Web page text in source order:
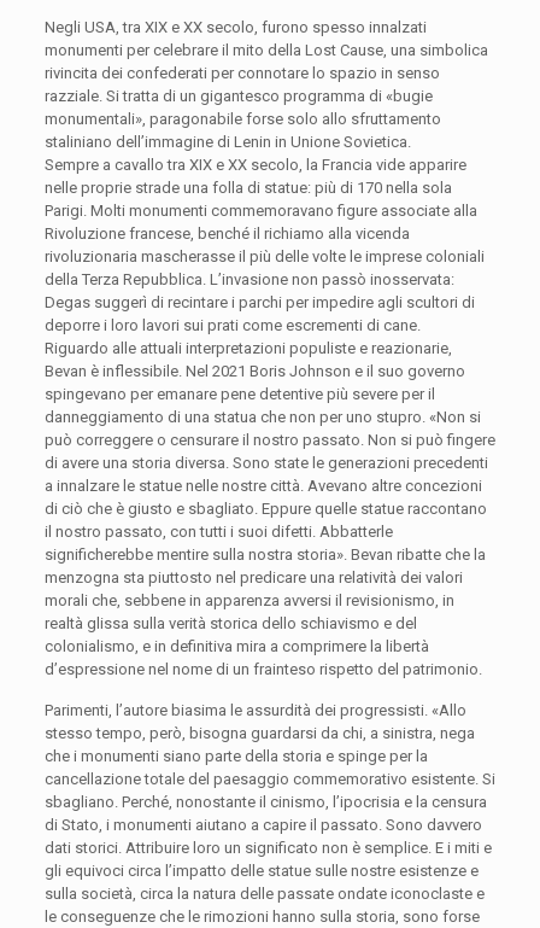
Negli USA, tra XIX e XX secolo, furono spesso innalzati
monumenti per celebrare il mito della Lost Cause, una simbolica
rivincita dei confederati per connotare lo spazio in senso
razziale. Si tratta di un gigantesco programma di «bugie
monumentali», paragonabile forse solo allo sfruttamento
staliniano dell’immagine di Lenin in Unione Sovietica.
Sempre a cavallo tra XIX e XX secolo, la Francia vide apparire
nelle proprie strade una folla di statue: più di 170 nella sola
Parigi. Molti monumenti commemoravano figure associate alla
Rivoluzione francese, benché il richiamo alla vicenda
rivoluzionaria mascherasse il più delle volte le imprese coloniali
della Terza Repubblica. L’invasione non passò inosservata:
Degas suggerì di recintare i parchi per impedire agli scultori di
deporre i loro lavori sui prati come escrementi di cane.
Riguardo alle attuali interpretazioni populiste e reazionarie,
Bevan è inflessibile. Nel 2021 Boris Johnson e il suo governo
spingevano per emanare pene detentive più severe per il
danneggiamento di una statua che non per uno stupro. «Non si
può correggere o censurare il nostro passato. Non si può fingere
di avere una storia diversa. Sono state le generazioni precedenti
a innalzare le statue nelle nostre città. Avevano altre concezioni
di ciò che è giusto e sbagliato. Eppure quelle statue raccontano
il nostro passato, con tutti i suoi difetti. Abbatterle
significherebbe mentire sulla nostra storia». Bevan ribatte che la
menzogna sta piuttosto nel predicare una relatività dei valori
morali che, sebbene in apparenza avversi il revisionismo, in
realtà glissa sulla verità storica dello schiavismo e del
colonialismo, e in definitiva mira a comprimere la libertà
d’espressione nel nome di un frainteso rispetto del patrimonio.
Parimenti, l’autore biasima le assurdità dei progressisti. «Allo
stesso tempo, però, bisogna guardarsi da chi, a sinistra, nega
che i monumenti siano parte della storia e spinge per la
cancellazione totale del paesaggio commemorativo esistente. Si
sbagliano. Perché, nonostante il cinismo, l’ipocrisia e la censura
di Stato, i monumenti aiutano a capire il passato. Sono davvero
dati storici. Attribuire loro un significato non è semplice. E i miti e
gli equivoci circa l’impatto delle statue sulle nostre esistenze e
sulla società, circa la natura delle passate ondate iconoclaste e
le conseguenze che le rimozioni hanno sulla storia, sono forse